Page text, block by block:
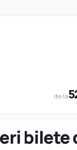
de la
bilete